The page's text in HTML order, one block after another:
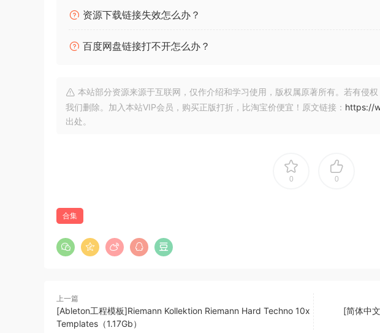
通过这样做，我们确保了合成声音通常缺乏的有机触觉质量。我们过程的
鼓，但以非常规的方式演奏并使用更不寻常的方法进行录制。例如，我们
仅捕捉了雷鸣般的打击声，还捕捉了空间本身丰富、回荡的氛围。这创造
非常规打击乐
我们还重新构想了传统的管弦乐打击乐，用金属工具、手动搅拌器甚至
增添了一层质感和不可预测性。吉他和低音提琴等原声乐器不仅仅是传统
开端。这些录制的时刻增加了额外的细节和紧张感，将听众吸引到每次撞
麦克风吹气，这为长时间、不断发展的音景提供了意想不到的丰富基础。
Tails 是我们突破界限的另一个领域，将非常规道具的录音（如吉他弦的
的元素融合在一起。
资源下载链接失效怎么办？
百度网盘链接打不开怎么办？
本站部分资源来源于互联网，仅作介绍和学习使用，版权属原著所有。若有侵
我们删除。加入本站VIP会员，购买正版打折，比淘宝价便宜！原文链接： https://
出处。
0 0
合集
上一篇
[Ableton工程模板]Riemann Kollektion Riemann Hard Techno 10x
Templates（1.17Gb）
[简体中